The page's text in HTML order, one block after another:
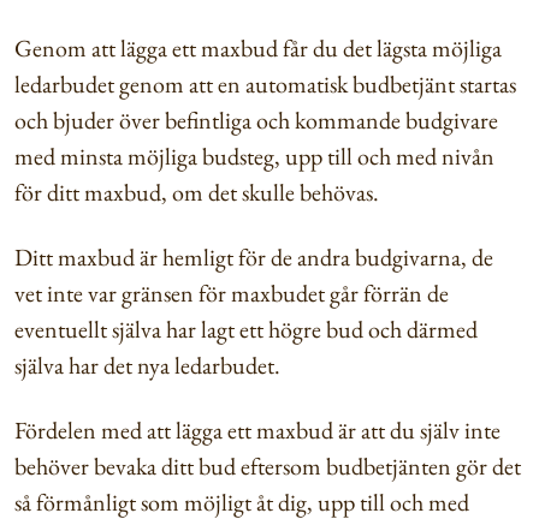
Genom att lägga ett maxbud får du det lägsta möjliga
ledarbudet genom att en automatisk budbetjänt startas
och bjuder över befintliga och kommande budgivare
med minsta möjliga budsteg, upp till och med nivån
för ditt maxbud, om det skulle behövas.
Ditt maxbud är hemligt för de andra budgivarna, de
vet inte var gränsen för maxbudet går förrän de
eventuellt själva har lagt ett högre bud och därmed
själva har det nya ledarbudet.
Fördelen med att lägga ett maxbud är att du själv inte
behöver bevaka ditt bud eftersom budbetjänten gör det
så förmånligt som möjligt åt dig, upp till och med